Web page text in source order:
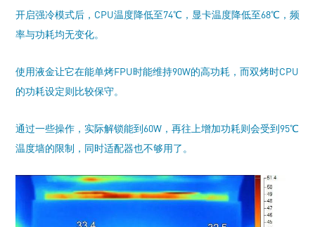
开启强冷模式后，CPU温度降低至74℃，显卡温度降低至68℃，频
率与功耗均无变化。
使用液金让它在能单烤FPU时能维持90W的高功耗，而双烤时CPU
的功耗设定则比较保守。
通过一些操作，实际解锁能到60W，再往上增加功耗则会受到95℃
温度墙的限制，同时适配器也不够用了。